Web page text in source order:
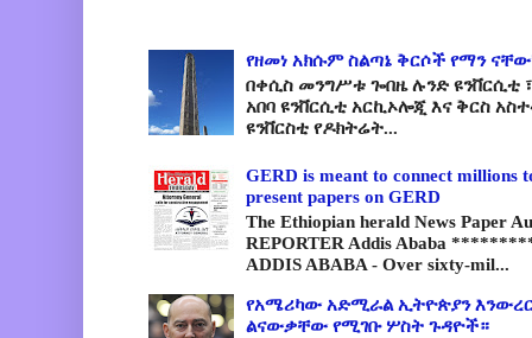
የዘመነ አክሱም ስልጣኔ ቅርሶች የማን
በቀሲስ መንግሥቱ ጐበዜ ሉንድ ዩንቨርሲቲ
አበባ ዩንቨርሲቲ አርኪኦሎጂ እና ቅርስ
ዩንቨርስቲ የዶክትሬት...
GERD is meant to connect millions
present papers on GERD
The Ethiopian herald News Paper
REPORTER Addis Ababa
ADDIS ABABA - Over sixty-mil...
የአሜሪካው አድሚራል ኢትዮጵያን
ልናውቃቸው የሚገቡ ሦስት ጉዳዮች።